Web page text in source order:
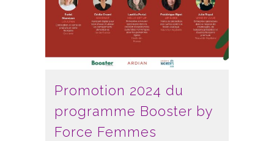
Promotion 2024 du
programme Booster by
Force Femmes